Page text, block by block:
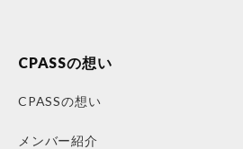
CPASSの想い
CPASSの想い
メンバー紹介